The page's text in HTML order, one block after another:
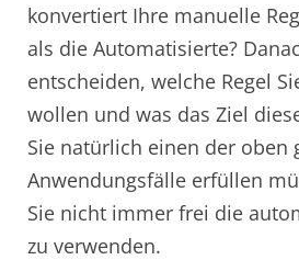
konvertiert Ihre manuelle
als die Automatisierte?
entscheiden, welche Regel
wollen und was das Ziel
Sie natürlich einen der oben
Anwendungsfälle erfüllen
Sie nicht immer frei die
zu verwenden.